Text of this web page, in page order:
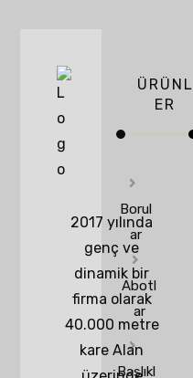
2017 yılında
genç ve
dinamik bir
firma olarak
40.000 metre
kare Alan
ÜRÜNL
ER
Borul
ar
Abotl
ar
Başlıkl